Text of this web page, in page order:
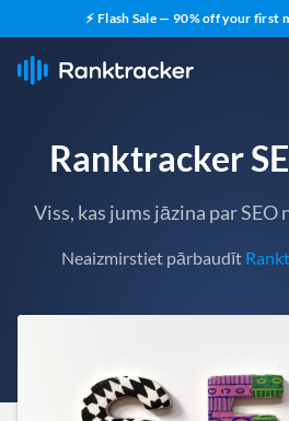
⚡ Flash Sale — 90% off your first
Ranktracker
Viss, kas jums jāzina par
Neaizmirstiet pārbaudīt